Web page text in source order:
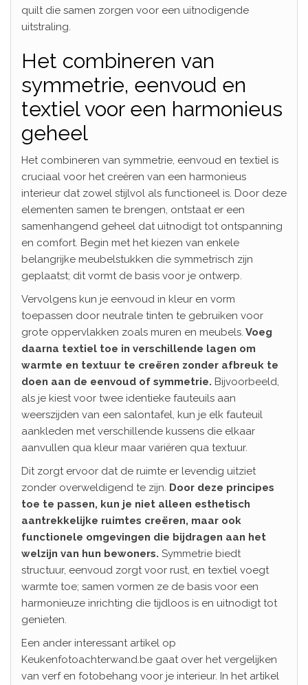
quilt die samen zorgen voor een uitnodigende
uitstraling.
Het combineren van
symmetrie, eenvoud en
textiel voor een harmonieus
geheel
Het combineren van symmetrie, eenvoud en textiel is
cruciaal voor het creëren van een harmonieus
interieur dat zowel stijlvol als functioneel is. Door deze
elementen samen te brengen, ontstaat er een
samenhangend geheel dat uitnodigt tot ontspanning
en comfort. Begin met het kiezen van enkele
belangrijke meubelstukken die symmetrisch zijn
geplaatst; dit vormt de basis voor je ontwerp.
Vervolgens kun je eenvoud in kleur en vorm
toepassen door neutrale tinten te gebruiken voor
grote oppervlakken zoals muren en meubels. Voeg
daarna textiel toe in verschillende lagen om
warmte en textuur te creëren zonder afbreuk te
doen aan de eenvoud of symmetrie. Bijvoorbeeld,
als je kiest voor twee identieke fauteuils aan
weerszijden van een salontafel, kun je elk fauteuil
aankleden met verschillende kussens die elkaar
aanvullen qua kleur maar variëren qua textuur.
Dit zorgt ervoor dat de ruimte er levendig uitziet
zonder overweldigend te zijn. Door deze principes
toe te passen, kun je niet alleen esthetisch
aantrekkelijke ruimtes creëren, maar ook
functionele omgevingen die bijdragen aan het
welzijn van hun bewoners. Symmetrie biedt
structuur, eenvoud zorgt voor rust, en textiel voegt
warmte toe; samen vormen ze de basis voor een
harmonieuze inrichting die tijdloos is en uitnodigt tot
genieten.
Een ander interessant artikel op
Keukenfotoachterwand.be gaat over het vergelijken
van verf en fotobehang voor je interieur. In het artikel